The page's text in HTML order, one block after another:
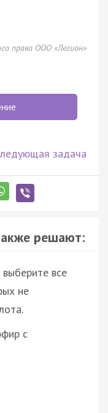
права ООО «Легион»
задача
решают:
все
не
с